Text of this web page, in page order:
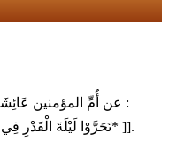
عن أُمِّ المؤمنين عَائِشَة رَضِيَ اللَّهُ عَنْهَا أَنَّ رَسُولَ اللَّهِ ﷺَ قَالَ :